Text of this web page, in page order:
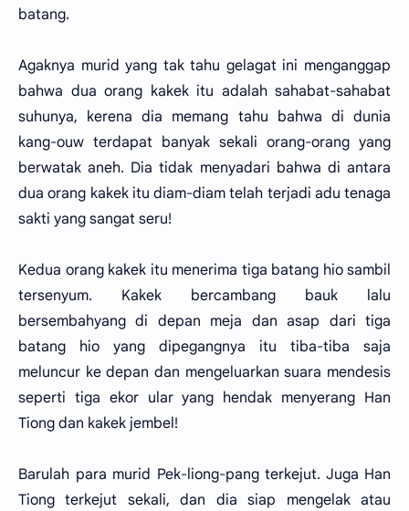
batang.
Agaknya murid yang tak tahu gelagat ini menganggap
bahwa dua orang kakek itu adalah sahabat-sahabat
suhunya, kerena dia memang tahu bahwa di dunia
kang-ouw terdapat banyak sekali orang-orang yang
berwatak aneh. Dia tidak menyadari bahwa di antara
dua orang kakek itu diam-diam telah terjadi adu tenaga
sakti yang sangat seru!
Kedua orang kakek itu menerima tiga batang hio sambil
tersenyum. Kakek bercambang bauk lalu
bersembahyang di depan meja dan asap dari tiga
batang hio yang dipegangnya itu tiba-tiba saja
meluncur ke depan dan mengeluarkan suara mendesis
seperti tiga ekor ular yang hendak menyerang Han
Tiong dan kakek jembel!
Barulah para murid Pek-liong-pang terkejut. Juga Han
Tiong terkejut sekali, dan dia siap mengelak atau